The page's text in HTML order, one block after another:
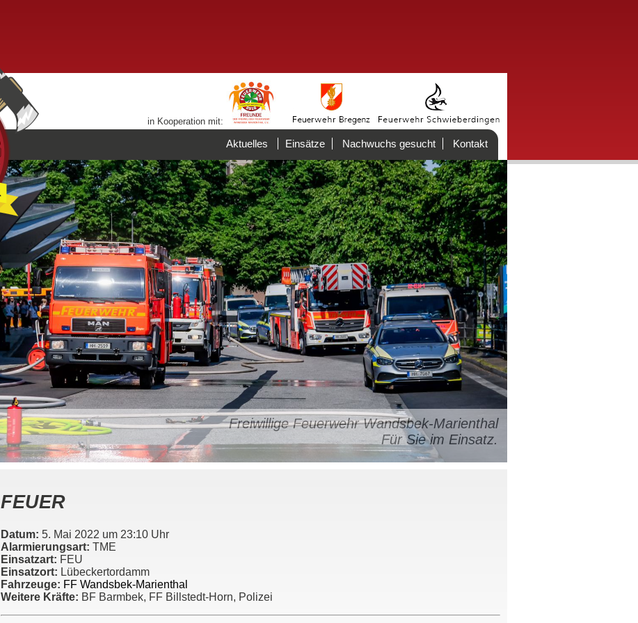
in Kooperation mit:
Aktuelles Einsätze Nachwuchs gesucht Kontakt
Freiwillige Feuerwehr Wandsbek-Marienthal
Für Sie im Einsatz.
FEUER
Datum: 5. Mai 2022 um 23:10 Uhr
Alarmierungsart: TME
Einsatzart: FEU
Einsatzort: Lübeckertordamm
Fahrzeuge: FF Wandsbek-Marienthal
Weitere Kräfte: BF Barmbek, FF Billstedt-Horn, Polizei